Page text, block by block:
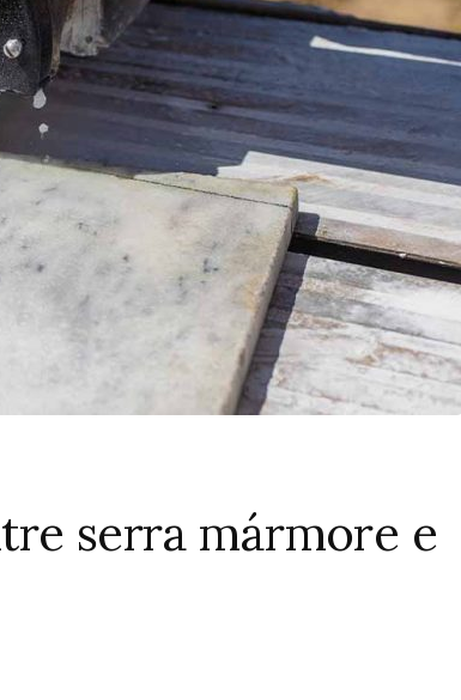
serra mármore e